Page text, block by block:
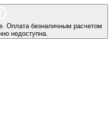
Оплата безналичным расчетом
недоступна.